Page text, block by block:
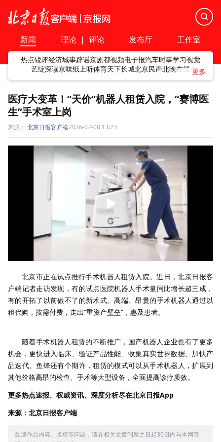
新闻 理论 | 评论 发布厅 工作室
热点锐评经济城事辟谣京剧都视频电子报汽车时事学习视觉
艺绽深读京味纸上听体育天下长城北京民声北晚在线
医疗大变革！“天价”机器人租赁入院，“赛博医
生”手术室上岗
来源： 北京日报客户端2026-07-08 13:23
北京市正在试点推行手术机器人租赁入院。近日，北京日报客
户端记者走访发现，有的试点医院机器人手术量同比增长超三成，
有的开拓了以前做不了的新术式。高端、昂贵的手术机器人通过以
租代购，按需付费，走出“重资产壁垒”，惠及患者。
随着手术机器人租赁的不断推广，国产机器人企业也有了更多
机会，更快进入临床、验证产品性能、收集真实世界数据、加快产
品迭代。鱼锋还有个期许，租赁的模式可以从手术机器人，扩展到
其他价格高昂的检查、手术等大型设备，全面提高诊疗质效。
更多热点速报、权威资讯、深度分析尽在北京日报App
来源：北京日报客户端
如遇作品内容、版权等问题，请在相关文章刊发之日起30日内与本网联